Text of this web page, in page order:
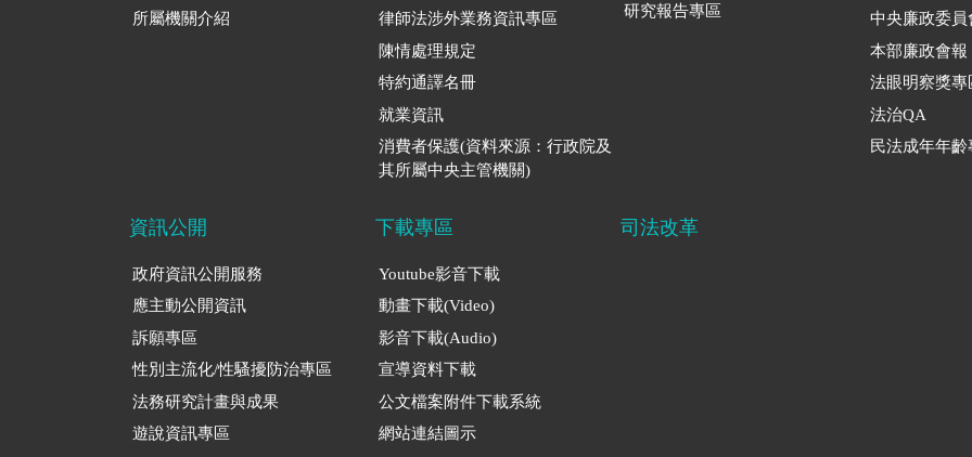
所屬機關介紹
律師法涉外業務資訊專區
陳情處理規定
特約通譯名冊
就業資訊
消費者保護(資料來源：行政院及
其所屬中央主管機關)
研究報告專區
中央廉政委員
本部廉政會報
法眼明察獎專
法治QA
民法成年年齡
資訊公開
政府資訊公開服務
應主動公開資訊
訴願專區
性別主流化/性騷擾防治專區
法務研究計畫與成果
遊說資訊專區
下載專區
Youtube影音下載
動畫下載(Video)
影音下載(Audio)
宣導資料下載
公文檔案附件下載系統
網站連結圖示
司法改革